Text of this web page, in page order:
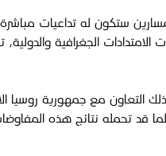
ستكون له تداعيات
الجغرافية
مع جمهورية روسيا
منه لما قد تحمله نتائج هذه